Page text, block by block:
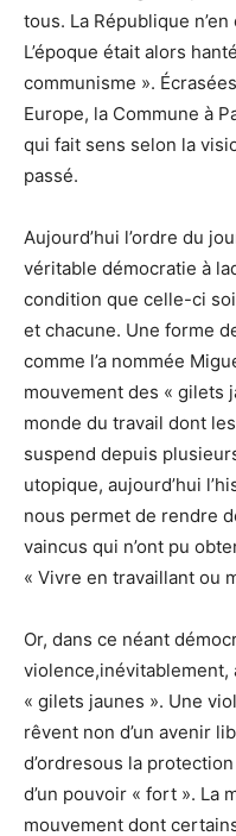
tous. La République
L’époque était alors
communisme ».
Europe, la Commune à
qui fait sens selon la
passé.
Aujourd’hui l’ordre du
véritable démocratie à
condition que celle-ci
et chacune. Une forme
comme l’a nommée
mouvement des « gilets
monde du travail dont
suspend depuis
utopique, aujourd’hui
nous permet de rendre
vaincus qui n’ont pu
« Vivre en travaillant ou
Or, dans ce néant
violence,inévitablement,
« gilets jaunes ». Une
rêvent non d’un avenir
d’ordresous la
d’un pouvoir « fort ». La
mouvement dont